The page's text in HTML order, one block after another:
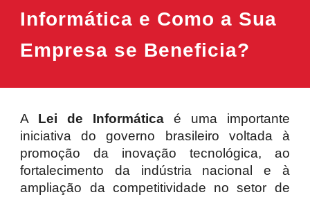
Informática e Como a Sua
Empresa se Beneficia?
A Lei de Informática é uma importante
iniciativa do governo brasileiro voltada à
promoção da inovação tecnológica, ao
fortalecimento da indústria nacional e à
ampliação da competitividade no setor de